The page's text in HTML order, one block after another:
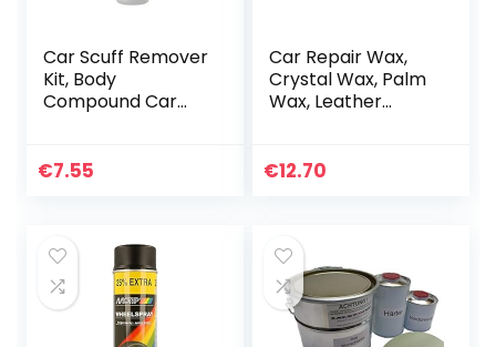
Car Scuff Remover
Kit, Body
Compound Car
Car Scratch
€7.55
Car Repair Wax,
Crystal Wax, Palm
Wax, Leather
Wax Leather
€12.70